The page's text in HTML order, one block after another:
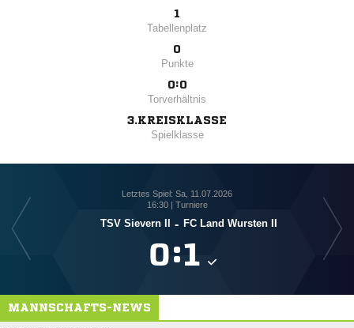
1
Tabellenplatz
0
Punkte
0:0
Torverhältnis
3.KREISKLASSE
Spielklasse
Letztes Spiel: Sa, 11.07.2026
16:30 | Turniere
TSV Sievern II - FC Land Wursten II
:
MANNSCHAFTS-NEWS